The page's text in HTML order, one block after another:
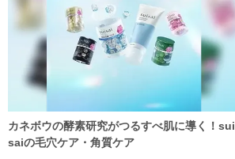
カネボウの酵素研究がつるすべ肌に導く！sui
saiの毛穴ケア・角質ケア